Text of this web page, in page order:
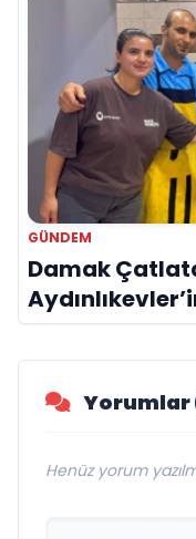
GÜNDEM
Damak
Damak
Yorumlar
Henüz yorum